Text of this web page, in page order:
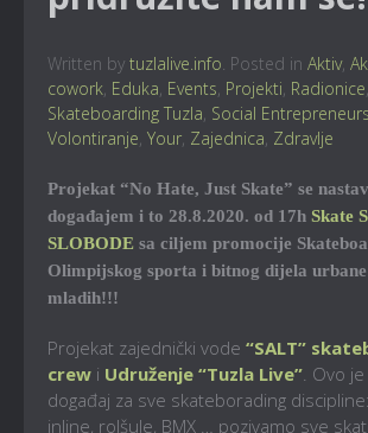
Written by tuzlalive.info . Posted in Aktiv,
cowork Eduka Events Projekti Radionice
Skateboarding Tuzla Social
Volontiranje Your Zajednica Zdravlje
Projekat “No Hate, Just Skate” se
događajem i to 28.8.2020. od 17h Skate
SLOBODE sa ciljem promocije
Olimpijskog sporta i bitnog dijela
mladih!!!
Projekat zajednički vode “SALT”
crew i Udruženje “Tuzla Live” . Ovo
događaj za sve skateborading
inline, rolšule, BMX … pozivamo sve